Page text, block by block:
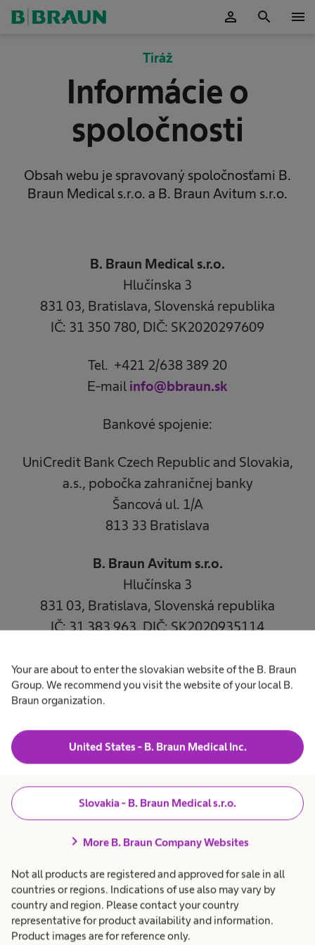
Your are about to enter the slovakian website of the B. Braun
Group. We recommend you visit the website of your local B.
Braun organization.
United States - B. Braun Medical Inc.
Slovakia - B. Braun Medical s.r.o.
chevron_right More B. Braun Company Websites
Not all products are registered and approved for sale in all
countries or regions. Indications of use also may vary by
country and region. Please contact your country
representative for product availability and information.
Product images are for reference only.
person search menu
Tiráž
Informácie o
spoločnosti
Obsah webu je spravovaný spoločnosťami B.
Braun Medical s.r.o. a B. Braun Avitum s.r.o.
B. Braun Medical s.r.o.
Hlučínska 3
831 03, Bratislava, Slovenská republika
IČ: 31 350 780, DIČ: SK2020297609
Tel. +421 2/638 389 20
E-mail info@bbraun.sk
Bankové spojenie:
UniCredit Bank Czech Republic and Slovakia,
a.s., pobočka zahraničnej banky
Šancová ul. 1/A
813 33 Bratislava
B. Braun Avitum s.r.o.
Hlučínska 3
831 03, Bratislava, Slovenská republika
IČ: 31 383 963, DIČ: SK2020935114
Tel. +421 2/638 389 20
E-mailavitum.sk@bbraun.com
IBAN: SK52 1111 0000 0013 3169 5008
SWIFT: UNCRSKBX
UniCredit Bank Czech Republic and Slovakia,
a.s., pobočka zahraničnej banky
Šancová ul. 1/A
813 33 Bratislava